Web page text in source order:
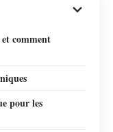
comment
pour les